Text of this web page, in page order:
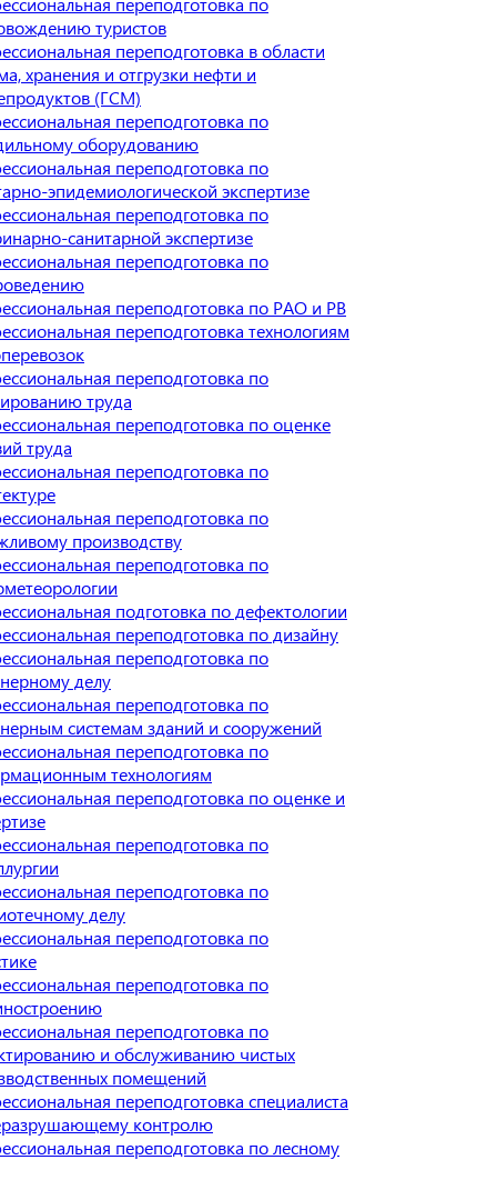
туристов
переподготовка в области
хранения и отгрузки нефти и
(ГСМ)
переподготовка по
оборудованию
переподготовка по
эпидемиологической экспертизе
переподготовка по
санитарной экспертизе
переподготовка по
переподготовка по РАО и РВ
переподготовка технологиям
переподготовка по
труда
переподготовка по оценке
труда
переподготовка по
переподготовка по
производству
переподготовка по
подготовка по дефектологии
переподготовка по дизайну
переподготовка по
делу
переподготовка по
системам зданий и сооружений
переподготовка по
технологиям
переподготовка по оценке и
переподготовка по
переподготовка по
делу
переподготовка по
переподготовка по
переподготовка по
и обслуживанию чистых
помещений
переподготовка специалиста
контролю
переподготовка по лесному